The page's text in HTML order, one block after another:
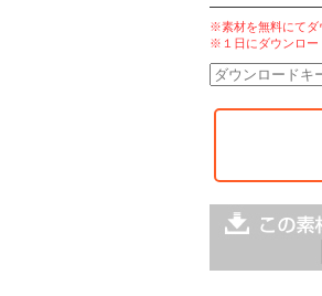
※素材を無料にてダ
※１日にダウンロー